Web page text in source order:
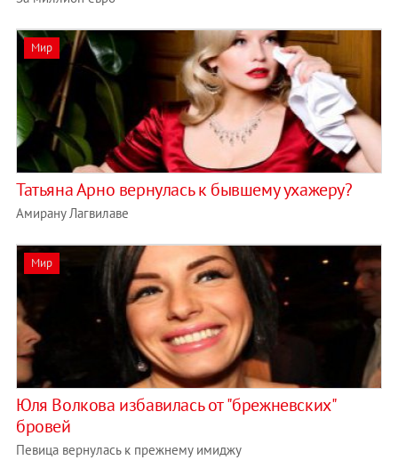
Мир
Татьяна Арно вернулась к бывшему ухажеру?
Амирану Лагвилаве
Мир
Юля Волкова избавилась от "брежневских"
бровей
Певица вернулась к прежнему имиджу